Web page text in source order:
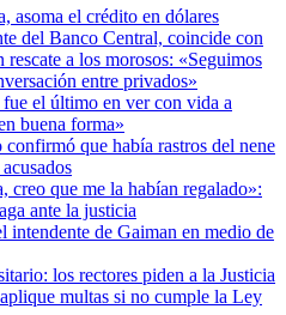
asoma el crédito en dólares
del Banco Central, coincide con
a los morosos: «Seguimos
entre privados»
el último en ver con vida a
buena forma»
que había rastros del nene
creo que me la habían regalado»:
ante la justicia
de Gaiman en medio de
los rectores piden a la Justicia
multas si no cumple la Ley